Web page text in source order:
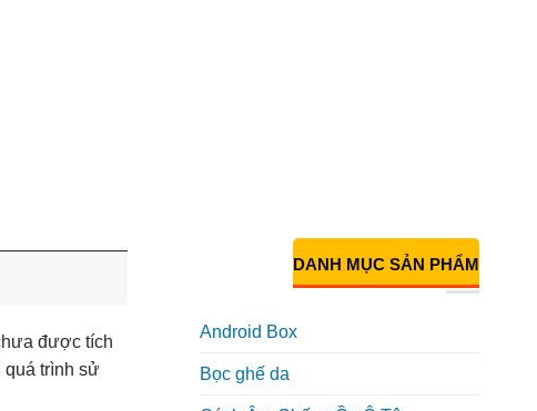
được tích
quá trình sử
DANH MỤC SẢN PHẨM
Android Box
Bọc ghế da